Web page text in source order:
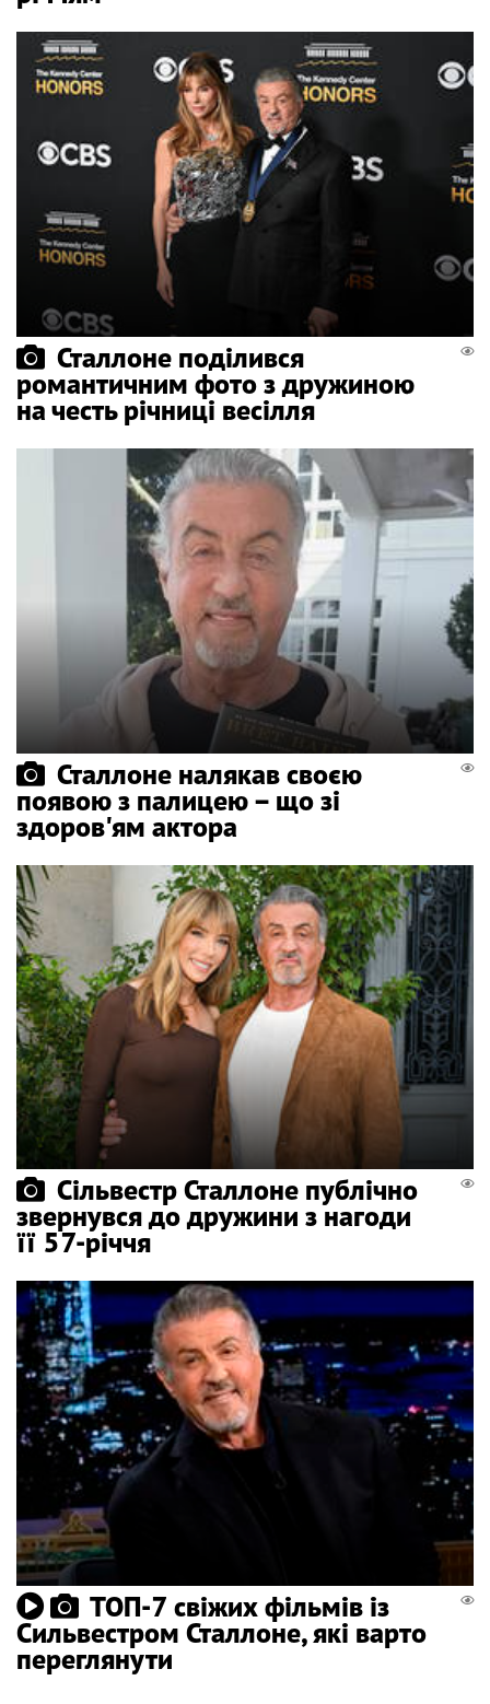
Сталлоне поділився
романтичним фото з дружиною
на честь річниці весілля
Сталлоне налякав своєю
появою з палицею – що зі
здоров'ям актора
Сільвестр Сталлоне публічно
звернувся до дружини з нагоди
її 57-річчя
ТОП-7 свіжих фільмів із
Сильвестром Сталлоне, які варто
переглянути